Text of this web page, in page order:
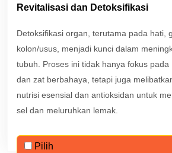
Revitalisasi dan Detoksifikasi
Detoksifikasi organ, terutama pada hati,
kolon/usus, menjadi kunci dalam
tubuh. Proses ini tidak hanya fokus pada
dan zat berbahaya, tetapi juga
nutrisi esensial dan antioksidan untuk
sel dan meluruhkan lemak.
Pilih